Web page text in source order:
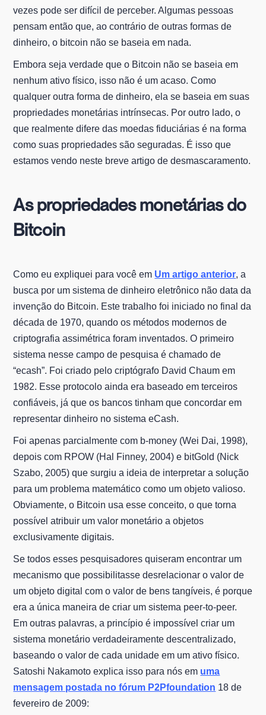
vezes pode ser difícil de perceber. Algumas pessoas
pensam então que, ao contrário de outras formas de
dinheiro, o bitcoin não se baseia em nada.
Embora seja verdade que o Bitcoin não se baseia em
nenhum ativo físico, isso não é um acaso. Como
qualquer outra forma de dinheiro, ela se baseia em suas
propriedades monetárias intrínsecas. Por outro lado, o
que realmente difere das moedas fiduciárias é na forma
como suas propriedades são seguradas. É isso que
estamos vendo neste breve artigo de desmascaramento.
As propriedades monetárias do
Bitcoin
Como eu expliquei para você em Um artigo anterior, a
busca por um sistema de dinheiro eletrônico não data da
invenção do Bitcoin. Este trabalho foi iniciado no final da
década de 1970, quando os métodos modernos de
criptografia assimétrica foram inventados. O primeiro
sistema nesse campo de pesquisa é chamado de
“ecash”. Foi criado pelo criptógrafo David Chaum em
1982. Esse protocolo ainda era baseado em terceiros
confiáveis, já que os bancos tinham que concordar em
representar dinheiro no sistema eCash.
Foi apenas parcialmente com b-money (Wei Dai, 1998),
depois com RPOW (Hal Finney, 2004) e bitGold (Nick
Szabo, 2005) que surgiu a ideia de interpretar a solução
para um problema matemático como um objeto valioso.
Obviamente, o Bitcoin usa esse conceito, o que torna
possível atribuir um valor monetário a objetos
exclusivamente digitais.
Se todos esses pesquisadores quiseram encontrar um
mecanismo que possibilitasse desrelacionar o valor de
um objeto digital com o valor de bens tangíveis, é porque
era a única maneira de criar um sistema peer-to-peer.
Em outras palavras, a princípio é impossível criar um
sistema monetário verdadeiramente descentralizado,
baseando o valor de cada unidade em um ativo físico.
Satoshi Nakamoto explica isso para nós em uma
mensagem postada no fórum P2Pfoundation 18 de
fevereiro de 2009: